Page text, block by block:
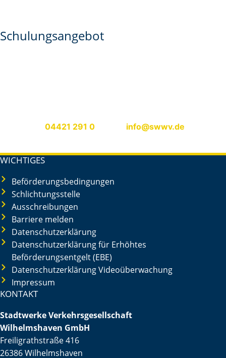
Schulungsangebot
04421 291 0 info@swwv.de
WICHTIGES
Beförderungsbedingungen
Schlichtungsstelle
Ausschreibungen
Barriere melden
Datenschutzerklärung
Datenschutzerklärung für Erhöhtes
Beförderungsentgelt (EBE)
Datenschutzerklärung Videoüberwachung
Impressum
KONTAKT
Stadtwerke Verkehrsgesellschaft
Wilhelmshaven GmbH
Freiligrathstraße 416
26386 Wilhelmshaven